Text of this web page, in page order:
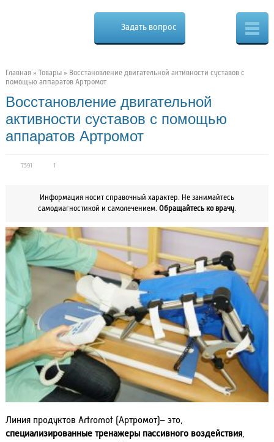
Cure.ru
в
спине
Задать вопрос
Главная » Товары» Восстановление двигательной активности суставов с
помощью аппаратов Артромот
Восстановление двигательной
активности суставов с помощью
аппаратов Артромот
7591 1
Информация носит справочный характер. Не занимайтесь
самодиагностикой и самолечением. Обращайтесь ко врачу.
Линия продуктов Artromot (Артромот)– это,
специализированные тренажеры пассивного воздействия,